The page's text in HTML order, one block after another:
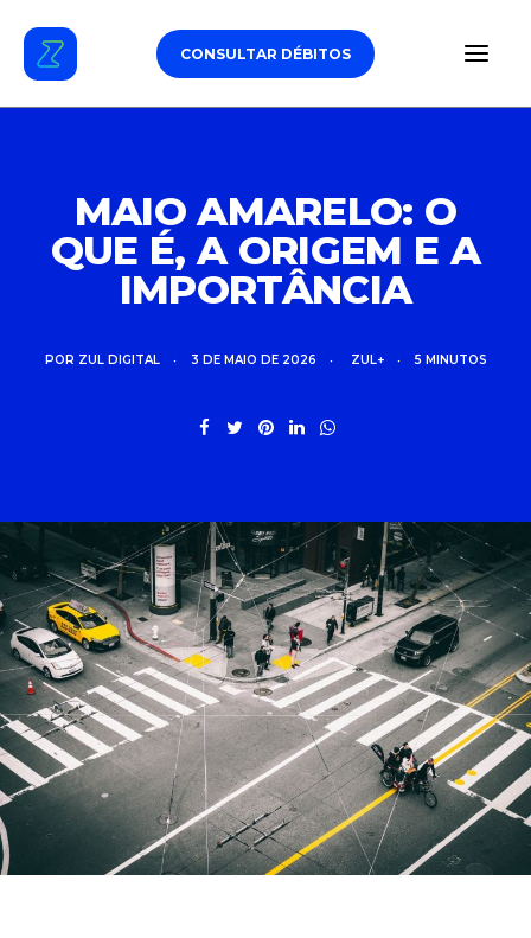
CONSULTAR DÉBITOS
DÉBITOS VEICULARES
TAG DE PEDÁGIO
SEGURO
BUSCA
MAIO AMARELO: O
QUE É, A ORIGEM E A
IMPORTÂNCIA
POR ZUL DIGITAL • 3 DE MAIO DE 2026 • ZUL+ • 5 MINUTOS